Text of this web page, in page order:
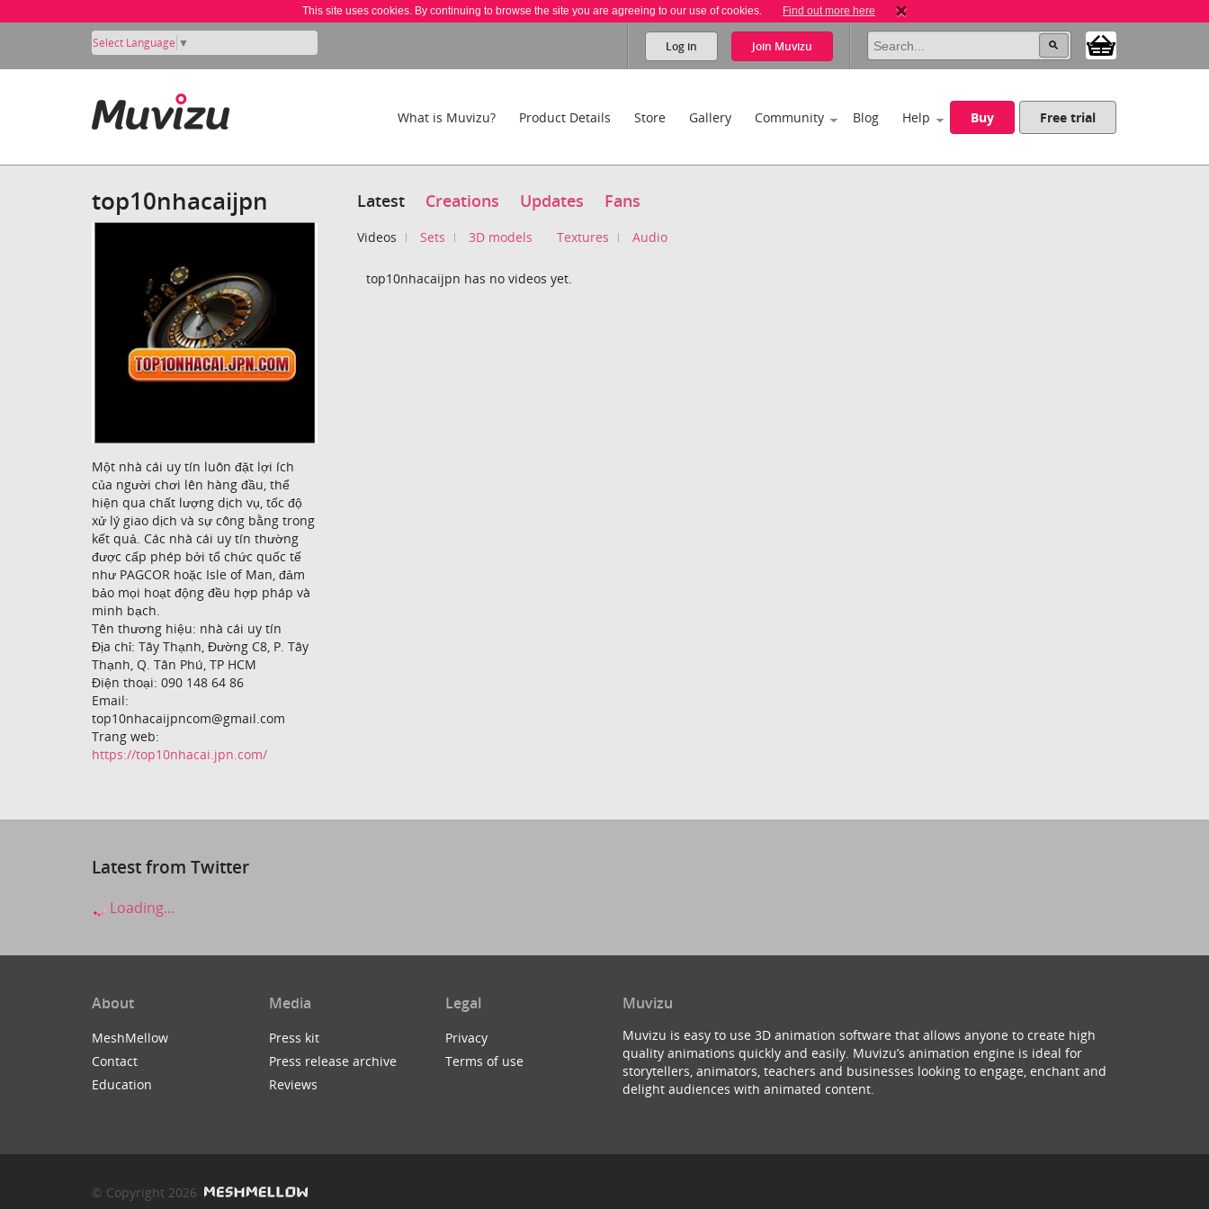
This site uses cookies. By continuing to browse the site you are agreeing to our use of cookies. Find out more here
Select Language ▼ Log in Join Muvizu
What is Muvizu? Product Details Store Gallery Community Blog Help Buy Free trial
top10nhacaijpn
Một nhà cái uy tín luôn đặt lợi ích
của người chơi lên hàng đầu, thể
hiện qua chất lượng dịch vụ, tốc độ
xử lý giao dịch và sự công bằng trong
kết quả. Các nhà cái uy tín thường
được cấp phép bởi tổ chức quốc tế
như PAGCOR hoặc Isle of Man, đảm
bảo mọi hoạt động đều hợp pháp và
minh bạch.
Tên thương hiệu: nhà cái uy tín
Địa chỉ: Tây Thạnh, Đường C8, P. Tây
Thạnh, Q. Tân Phú, TP HCM
Điện thoại: 090 148 64 86
Email:
top10nhacaijpncom@gmail.com
Trang web:
https://top10nhacai.jpn.com/
Latest Creations Updates Fans
Videos Sets 3D models Textures Audio
top10nhacaijpn has no videos yet.
Latest from Twitter
Loading...
About
MeshMellow
Contact
Education
Media
Press kit
Press release archive
Reviews
Legal
Privacy
Terms of use
Muvizu
Muvizu is easy to use 3D animation software that allows anyone to create high
quality animations quickly and easily. Muvizu’s animation engine is ideal for
storytellers, animators, teachers and businesses looking to engage, enchant and
delight audiences with animated content.
© Copyright 2026